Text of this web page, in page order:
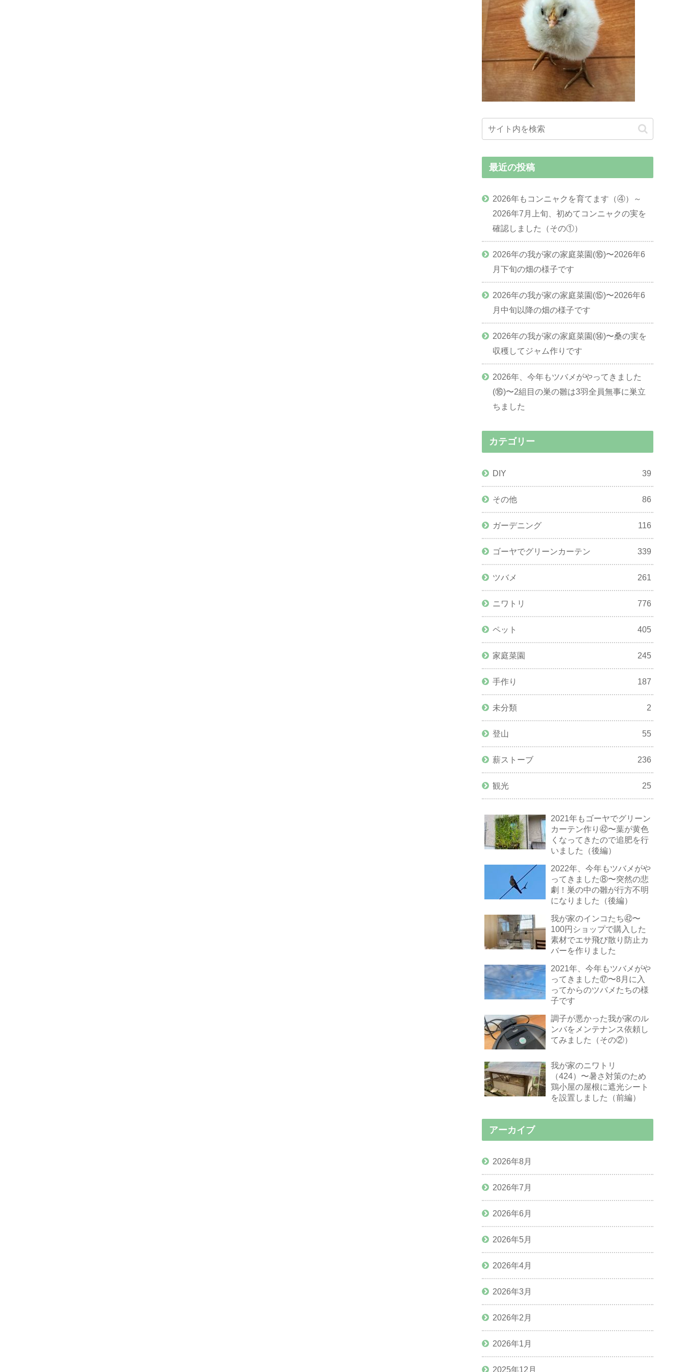
最近の投稿
2026年もコンニャクを育てます（④）～
2026年7月上旬、初めてコンニャクの実を
確認しました（その①）
2026年の我が家の家庭菜園(⑯)〜2026年6
月下旬の畑の様子です
2026年の我が家の家庭菜園(⑮)〜2026年6
月中旬以降の畑の様子です
2026年の我が家の家庭菜園(⑭)〜桑の実を
収穫してジャム作りです
2026年、今年もツバメがやってきました
(⑯)〜2組目の巣の雛は3羽全員無事に巣立
ちました
カテゴリー
DIY 39
その他 86
ガーデニング 116
ゴーヤでグリーンカーテン 339
ツバメ 261
ニワトリ 776
ペット 405
家庭菜園 245
手作り 187
未分類 2
登山 55
薪ストーブ 236
観光 25
2021年もゴーヤでグリーン
カーテン作り㊷〜葉が黄色
くなってきたので追肥を行
いました（後編）
2022年、今年もツバメがや
ってきました⑧〜突然の悲
劇！巣の中の雛が行方不明
になりました（後編）
我が家のインコたち㊷〜
100円ショップで購入した
素材でエサ飛び散り防止カ
バーを作りました
2021年、今年もツバメがや
ってきました⑰〜8月に入
ってからのツバメたちの様
子です
調子が悪かった我が家のル
ンバをメンテナンス依頼し
てみました（その②）
我が家のニワトリ
（424）〜暑さ対策のため
鶏小屋の屋根に遮光シート
を設置しました（前編）
アーカイブ
2026年8月
2026年7月
2026年6月
2026年5月
2026年4月
2026年3月
2026年2月
2026年1月
2025年12月